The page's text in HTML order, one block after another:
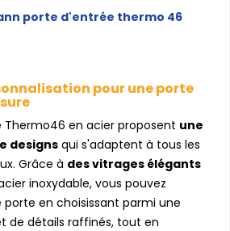
porte d'entrée thermo 46
pour une porte
Thermo46 en acier proposent une
designs qui s'adaptent à tous les
Grâce à des vitrages élégants
inoxydable, vous pouvez
porte en choisissant parmi une
de détails raffinés, tout en